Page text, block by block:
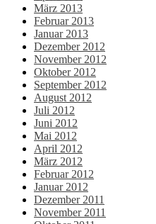
März 2013
Februar 2013
Januar 2013
Dezember 2012
November 2012
Oktober 2012
September 2012
August 2012
Juli 2012
Juni 2012
Mai 2012
April 2012
März 2012
Februar 2012
Januar 2012
Dezember 2011
November 2011